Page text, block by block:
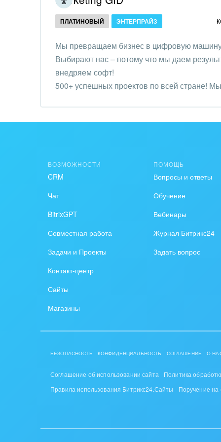
Интернет-магазин и CRM
Крупные корпоративные
внедрения
Внедрение для медицины
Внедрение онлайн-офиса
/ Интранета
СМИ,
ПЛАТИНОВЫЙ ЭНТЕРПРАЙЗ
Мы превращаем бизнес в цифровую машину
Выбирают нас – потому что мы даем
внедряем софт!
500+ успешных проектов по всей стране!
ВОЗМОЖНОСТИ
CRM
Чат
BitrixGPT
Совместная работа
Задачи и Проекты
Контакт-центр
Сайты
Магазины
ПОМОЩЬ
Вопросы и ответы
Обучение
Вебинары
Журнал Битрикс24
Задать вопрос
БЕЗОПАСНОСТЬ КОНФИДЕНЦИАЛЬНОСТЬ СОГЛАШЕНИЕ О
Соглашение об использовании сайта
Политика
Правила использования Битрикс24.Сайты
Поручение на